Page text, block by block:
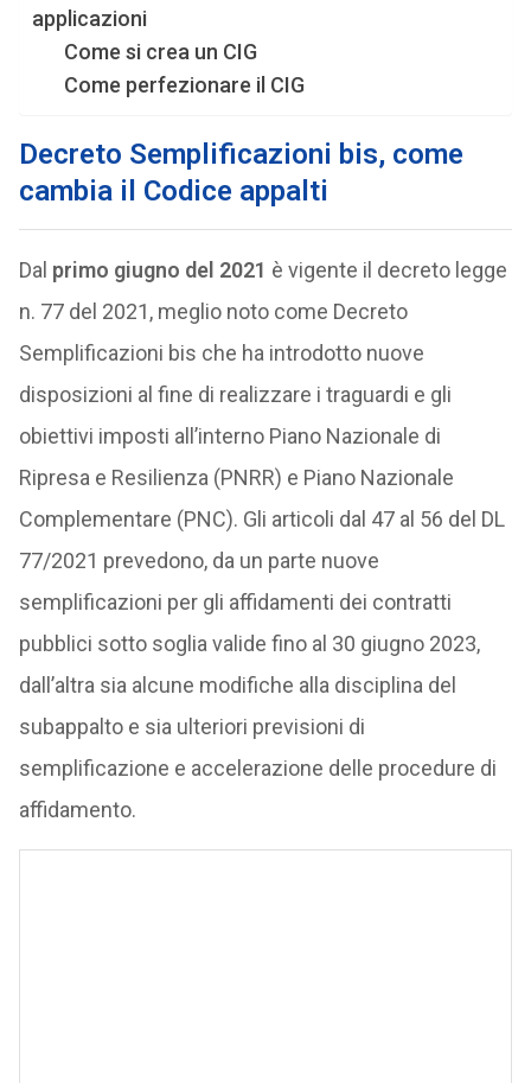
applicazioni
Come si crea un CIG
Come perfezionare il CIG
Decreto Semplificazioni bis, come
cambia il Codice appalti
Dal primo giugno del 2021 è vigente il decreto legge
n. 77 del 2021, meglio noto come Decreto
Semplificazioni bis che ha introdotto nuove
disposizioni al fine di realizzare i traguardi e gli
obiettivi imposti all’interno Piano Nazionale di
Ripresa e Resilienza (PNRR) e Piano Nazionale
Complementare (PNC). Gli articoli dal 47 al 56 del DL
77/2021 prevedono, da un parte nuove
semplificazioni per gli affidamenti dei contratti
pubblici sotto soglia valide fino al 30 giugno 2023,
dall’altra sia alcune modifiche alla disciplina del
subappalto e sia ulteriori previsioni di
semplificazione e accelerazione delle procedure di
affidamento.